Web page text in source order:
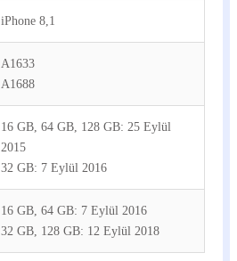
iPhone 8,1
A1633
A1688
16 GB, 64 GB, 128 GB: 25 Eylül
2015
32 GB: 7 Eylül 2016
16 GB, 64 GB: 7 Eylül 2016
32 GB, 128 GB: 12 Eylül 2018